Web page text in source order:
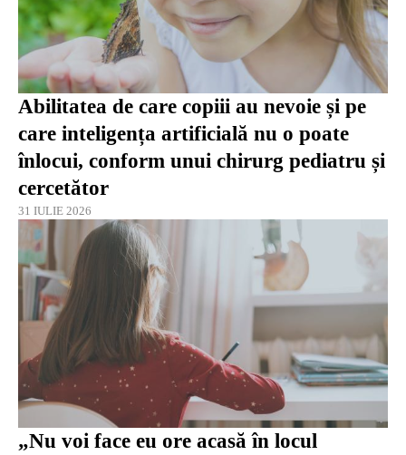
Abilitatea de care copiii au nevoie și pe
care inteligența artificială nu o poate
înlocui, conform unui chirurg pediatru și
cercetător
31 IULIE 2026
„Nu voi face eu ore acasă în locul